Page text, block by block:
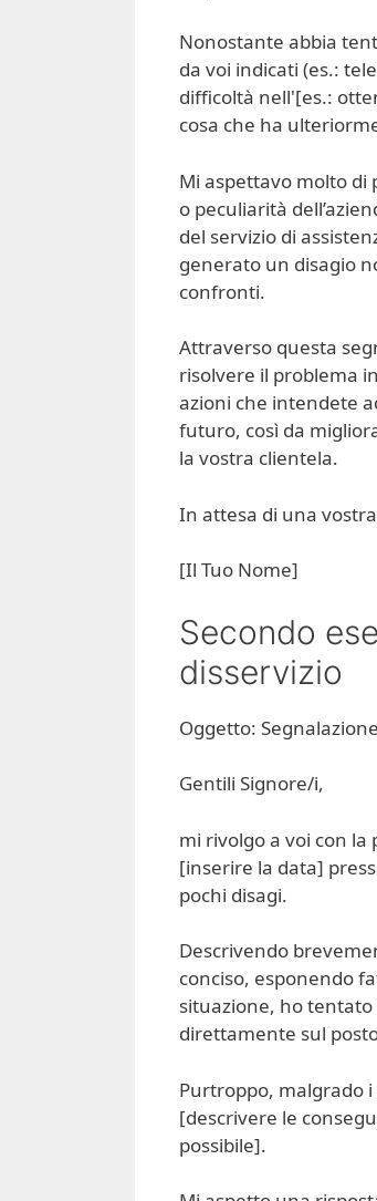
Nonostante abbia
da voi indicati (es.:
difficoltà nell'[es.:
cosa che ha
Mi aspettavo molto
o peculiarità
del servizio di
generato un disagio
confronti.
Attraverso questa
risolvere il problema
azioni che intendete
futuro, così da
la vostra clientela.
In attesa di una
[Il Tuo Nome]
Secondo
disservizio
Oggetto:
Gentili Signore/i,
mi rivolgo a voi con
[inserire la data]
pochi disagi.
Descrivendo
conciso, esponendo
situazione, ho
direttamente sul
Purtroppo, malgrado
[descrivere le
possibile].